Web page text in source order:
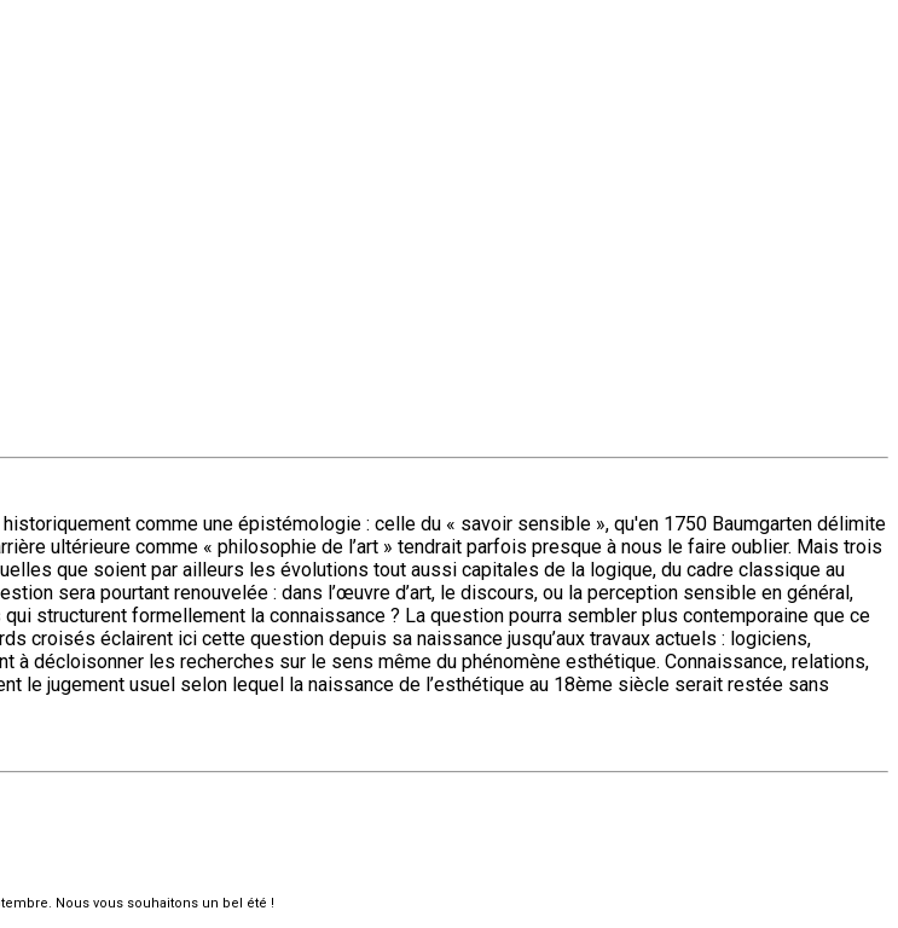
comme une épistémologie : celle du « savoir sensible », qu'en 1750 Baumgarten délimite
ultérieure comme « philosophie de l’art » tendrait parfois presque à nous le faire oublier. Mais trois
que soient par ailleurs les évolutions tout aussi capitales de la logique, du cadre classique au
sera pourtant renouvelée : dans l’œuvre d’art, le discours, ou la perception sensible en général,
structurent formellement la connaissance ? La question pourra sembler plus contemporaine que ce
croisés éclairent ici cette question depuis sa naissance jusqu’aux travaux actuels : logiciens,
décloisonner les recherches sur le sens même du phénomène esthétique. Connaissance, relations,
jugement usuel selon lequel la naissance de l’esthétique au 18ème siècle serait restée sans
Nous vous souhaitons un bel été !